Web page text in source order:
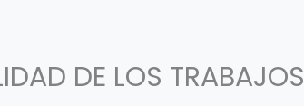
DE LOS TRABAJOS